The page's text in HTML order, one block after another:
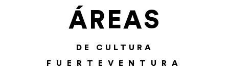
ÁREAS
DE CULTURA
FUERTEVENTURA